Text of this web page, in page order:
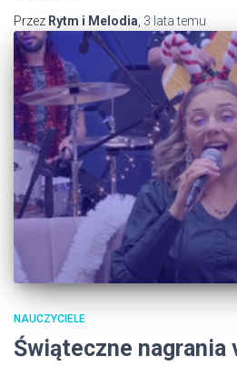
Przez Rytm i Melodia 3 latatemu
NAUCZYCIELE
Świąteczne nagrania